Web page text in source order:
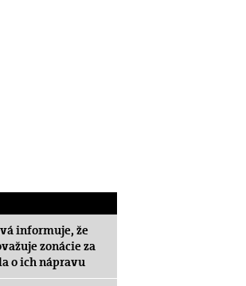
informuje, že
zonácie za
o ich nápravu